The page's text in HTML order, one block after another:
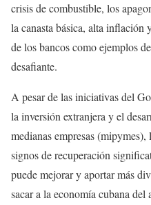
crisis de combustible, los
la canasta básica, alta inflación
de los bancos como ejemplos
desafiante.
A pesar de las iniciativas del
la inversión extranjera y el
medianas empresas
signos de recuperación
puede mejorar y aportar más
sacar a la economía cubana